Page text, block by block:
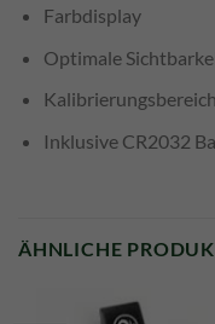
Farbdisplay
Optimale
Inklusive CR2032
ÄHNLICHE